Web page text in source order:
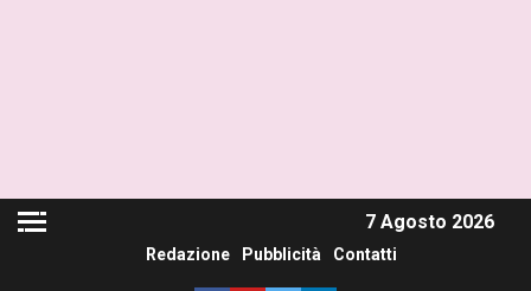
7 Agosto 2026
Redazione Pubblicità Contatti